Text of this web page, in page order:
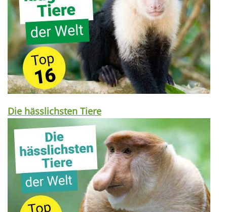
Die hässlichsten Tiere